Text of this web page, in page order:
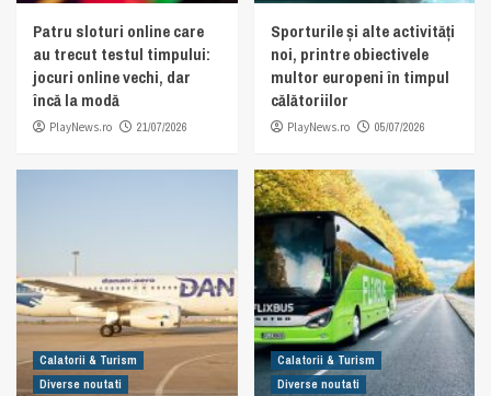
Patru sloturi online care
au trecut testul timpului:
jocuri online vechi, dar
încă la modă
PlayNews.ro 21/07/2026
Sporturile și alte activități
noi, printre obiectivele
multor europeni în timpul
călătoriilor
PlayNews.ro 05/07/2026
Calatorii & Turism
Diverse noutati
Calatorii & Turism
Diverse noutati